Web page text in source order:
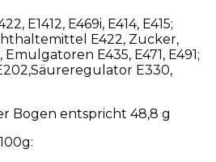
E1412, E469i, E414, E415;
E422, Zucker,
Emulgatoren E435, E471, E491;
E330,
Bogen entspricht 48,8 g